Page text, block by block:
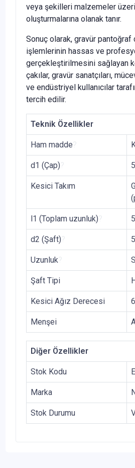
veya şekilleri malzemeler
oluşturmalarına olanak tanır.
Sonuç olarak, gravür pantoğraf
işlemlerinin hassas ve
gerçekleştirilmesini sağlayan
çakılar, gravür sanatçıları,
ve endüstriyel kullanıcılar
tercih edilir.
Teknik Özellikler
Ham madde
d1 (Çap)
Kesici Takım
l1 (Toplam uzunluk)
d2 (Şaft)
Uzunluk
Şaft Tipi
Kesici Ağız Derecesi
Menşei
Diğer Özellikler
Stok Kodu
Marka
Stok Durumu